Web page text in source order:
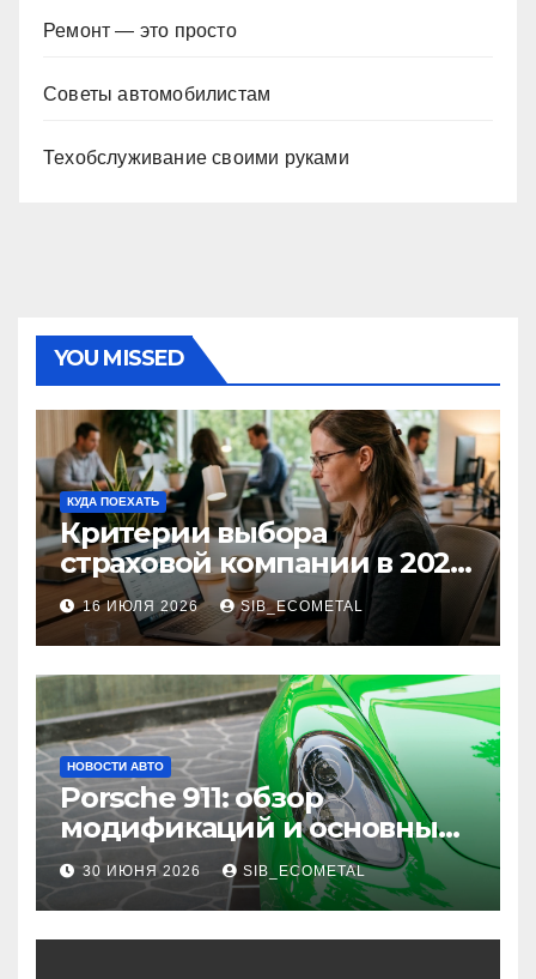
Ремонт — это просто
Советы автомобилистам
Техобслуживание своими руками
YOU MISSED
КУДА ПОЕХАТЬ
Критерии выбора
страховой компании в 2026
году: надежность и
реальные отзывы о
выплатах
16 ИЮЛЯ 2026 SIB_ECOMETAL
НОВОСТИ АВТО
Porsche 911: обзор
модификаций и основные
характеристики
30 ИЮНЯ 2026 SIB_ECOMETAL